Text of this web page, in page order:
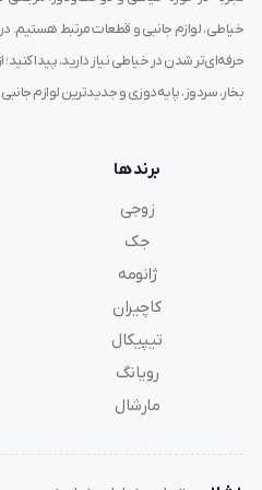
زیباسازی لبه‌ها، خطوط
مزایای استفاده از پایه
دوخت هم‌زمان ۳ ردیف بخیه با فاصله یکسان و دقیق
افزایش سرعت و کیفیت تولید در
مناسب برای پارچه‌های ضخیم
دوختی تزئینی، منظم و بسیار
نصب آسان روی چرخ‌های
حرفه‌ای‌تر شدن در خیاطی نیاز دارید، پیدا
بخار، سردوز، پایه‌دوزی و جدیدترین لوازم
برند ها
زوجی
جک
ژانومه
کاچیران
تیپیکال
رویانگ
مارشال